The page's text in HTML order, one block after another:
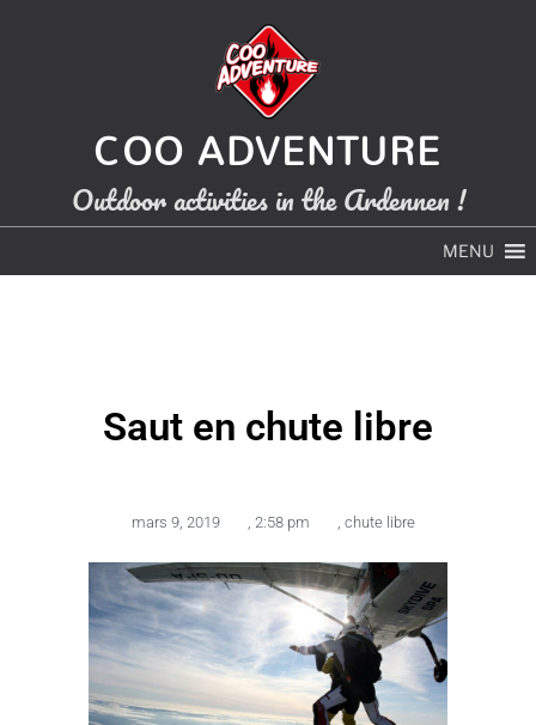
COO ADVENTURE
Outdoor activities in the Ardennen !
MENU
Saut en chute libre
mars 9, 2019 , 2:58 pm , chute libre